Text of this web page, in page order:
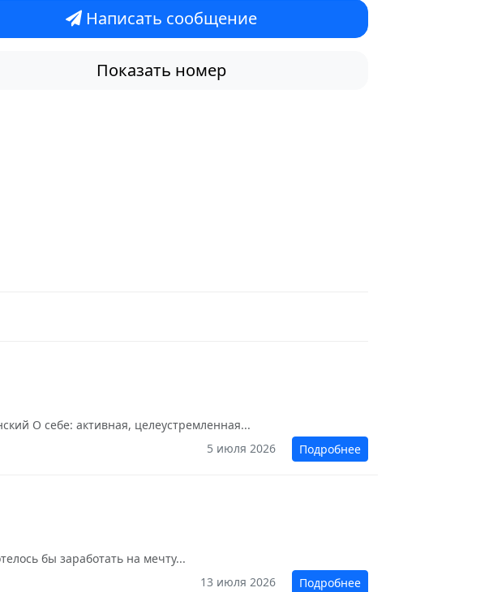
Написать сообщение
Показать номер
О себе: активная, целеустремленная...
5 июля 2026
Подробнее
бы заработать на мечту...
13 июля 2026
Подробнее